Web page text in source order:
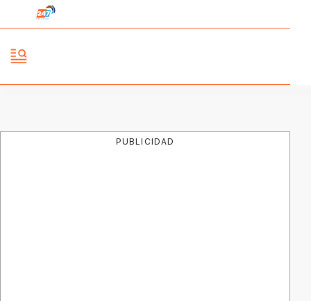
PUBLICIDAD